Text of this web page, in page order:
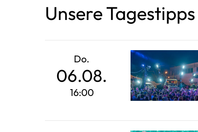
Unsere Tagestipps
Do.
06.08.
16:00